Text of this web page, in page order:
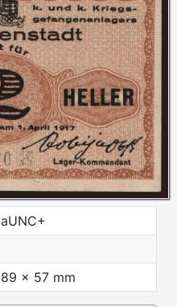
aUNC+
89 x 57 mm